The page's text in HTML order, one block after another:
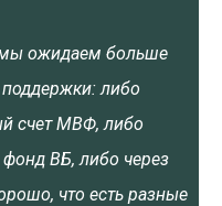
ожидаем больше
поддержки: либо
счет МВФ, либо
ВБ, либо через
что есть разные